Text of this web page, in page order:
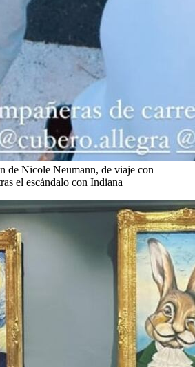
de Nicole Neumann, de viaje con
el escándalo con Indiana